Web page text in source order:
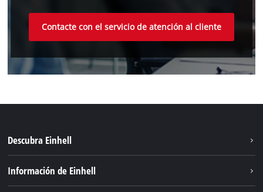
Contacte con el servicio de atención al cliente
Descubra Einhell
Información de Einhell